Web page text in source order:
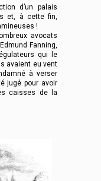
d’un palais
et, à cette fin,
!
avocats
Fanning,
qui le
avaient eu vent
à verser
jugé pour avoir
caisses de la